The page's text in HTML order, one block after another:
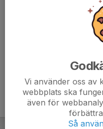
Vi använder oss av
webbplats ska
även för
Så